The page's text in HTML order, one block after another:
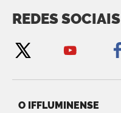
REDES SOCIAIS
O IFFLUMINENSE